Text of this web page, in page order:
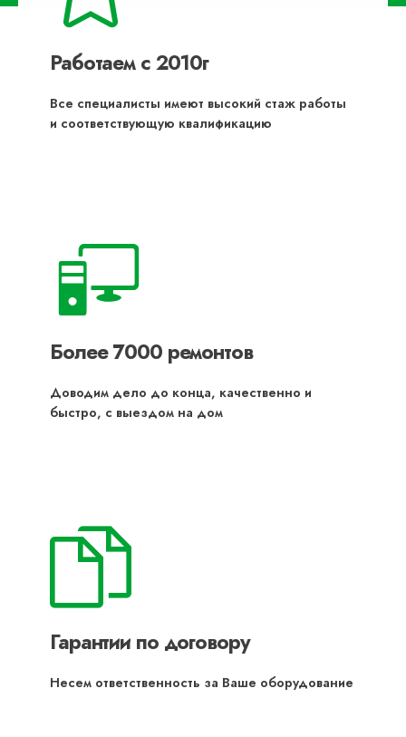
Работаем с 2010г
Все специалисты имеют высокий стаж работы
и соответствующую квалификацию
Более 7000 ремонтов
Доводим дело до конца, качественно и
быстро, с выездом на дом
Гарантии по договору
Несем ответственность за Ваше оборудование